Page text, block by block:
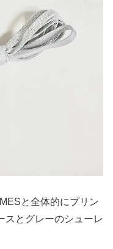
と全体的にプリン
スとグレーのシューレ